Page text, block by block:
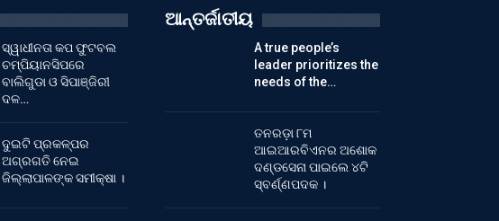
ସ୍ୱାଧୀନତା କପ ଫୁଟବଲ
ଚମ୍ପିୟାନସିପରେ
ବାଲିଗୁଡା ଓ ସିପାଞ୍ଜିରୀ
ଦଳ…
ଦୁଇଟି ପ୍ରକଳ୍ପର
ଅଗ୍ରଗତି ନେଇ
ଜିଲ୍ଲାପାଳଙ୍କ ସମୀକ୍ଷା ।
ଆନ୍ତର୍ଜାତୀୟ
A true people’s
leader prioritizes the
needs of the…
ତନରଡ଼ା ୮ମ
ଆଇଆରବିଏନର ଅଶୋକ
ଦଣ୍ଡସେନା ପାଇଲେ ୪ଟି
ସ୍ବର୍ଣ୍ଣପଦକ ।